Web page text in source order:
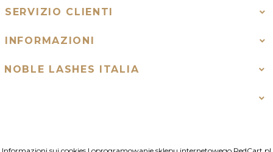
SERVIZIO CLIENTI
INFORMAZIONI
NOBLE LASHES ITALIA